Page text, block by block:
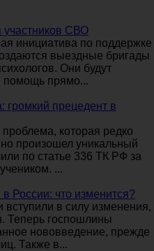
СВО
инициатива по поддержке
выездные бригады
Они будут
помощь прямо...
громкий прецедент в
которая редко
произошел уникальный
по статье 336 ТК РФ за
...
России: что изменится?
вступили в силу изменения,
Теперь госпошлины
нововведение, прежде
Также в...